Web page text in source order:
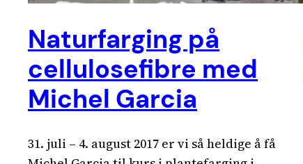
Naturfarging på
cellulosefibre med
Michel Garcia
31. juli – 4. august 2017 er vi så heldige å få